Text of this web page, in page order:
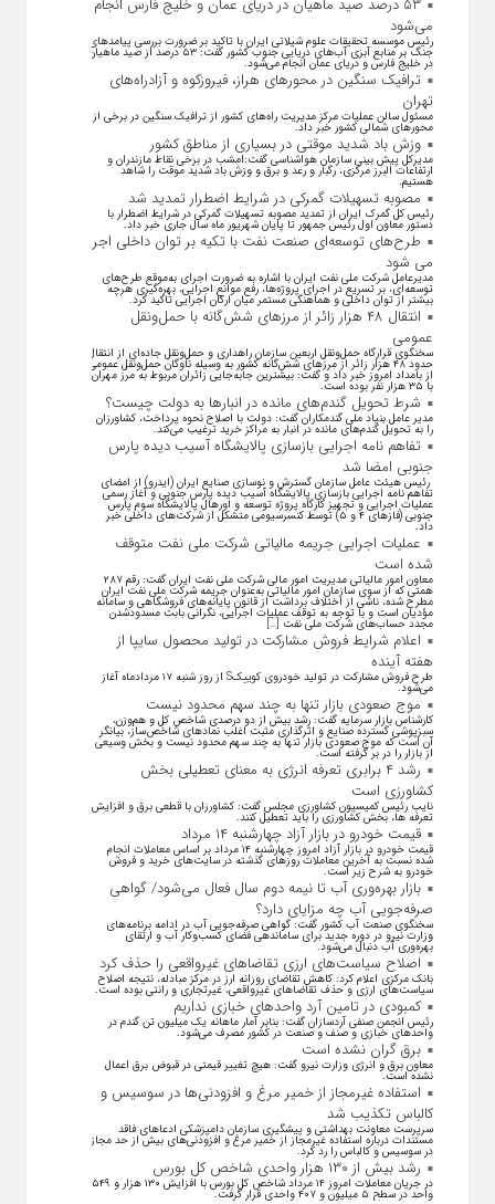
۵۳ درصد صید ماهیان در دریای عمان و خلیج فارس انجام
می‌شود
رئیس موسسه تحقیقات علوم شیلاتی ایران با تاکید بر ضرورت بررسی پیامد‌های
جنگ بر منابع آبزی آب‌های دریایی جنوب کشور گفت: ۵۳ درصد از صید ماهیان
در خلیج فارس و دریای عمان انجام می‌شود.
ترافیک سنگین در محورهای هراز، فیروزکوه و آزادراه‌های
تهران
مسئول سالن عملیات مرکز مدیریت راه‌های کشور از ترافیک سنگین در برخی از
محور‌های شمالی کشور خبر داد.
وزش باد شدید موقتی در بسیاری از مناطق کشور
مدیرکل پیش بینی سازمان هواشناسی گفت:امشب در برخی نقاط مازندران و
ارتفاعات البرز مرکزی، رگبار و رعد و برق و وزش باد شدید موقت را شاهد
هستیم.
مصوبه تسهیلات گمرکی در شرایط اضطرار تمدید شد
رئیس کل گمرک ایران از تمدید مصوبه تسهیلات گمرکی در شرایط اضطرار با
دستور معاون اول رئیس جمهور تا پایان شهریور ماه سال جاری خبر داد.
طرح‌های توسعه‌ای صنعت نفت با تکیه بر توان داخلی اجرا
می شود
مدیرعامل شرکت ملی نفت ایران با اشاره به ضرورت اجرای به‌موقع طرح‌های
توسعه‌ای، بر تسریع در اجرای پروژه‌ها، رفع موانع اجرایی، بهره‌گیری هرچه
بیشتر از توان داخلی و هماهنگی مستمر میان ارکان اجرایی تاکید کرد.
انتقال ۴۸ هزار زائر از مرزهای شش‌گانه با حمل‌ونقل
عمومی
سخنگوی قرارگاه حمل‌ونقل اربعین سازمان راهداری و حمل‌ونقل جاده‌ای از انتقال
حدود ۴۸ هزار زائر از مرز‌های شش‌گانه کشور به وسیله ناوگان حمل‌ونقل عمومی
از بامداد امروز خبر داد و گفت: بیشترین جابه‌جایی زائران مربوط به مرز مهران
با ۳۵ هزار نفر بوده است.
شرط تحویل گندم‌های مانده در انبار‌ها به دولت چیست؟
مدیر عامل بنیاد ملی گندمکاران گفت: دولت با اصلاح نحوه پرداخت، کشاورزان
را به تحویل گندم‌های مانده در انبار به مراکز خرید ترغیب می‌کند.
تفاهم نامه اجرایی بازسازی پالایشگاه آسیب دیده پارس
جنوبی امضا شد
رئیس هیئت عامل سازمان گسترش و نوسازی صنایع ایران (ایدرو) از امضای
تفاهم نامه اجرایی بازسازی پالایشگاه آسیب دیده پارس جنوبی و آغاز رسمی
عملیات اجرایی و تجهیز کارگاه پروژه توسعه و اورهال پالایشگاه سوم پارس
جنوبی (فاز‌های ۴ و ۵) توسط کنسرسیومی متشکل از شرکت‌های داخلی خبر
داد.
عملیات اجرایی جریمه مالیاتی شرکت ملی نفت متوقف
شده است
معاون امور مالیاتی مدیریت امور مالی شرکت ملی نفت ایران گفت: رقم ۲۸۷
همتی که از سوی سازمان امور مالیاتی به‌عنوان جریمه شرکت ملی نفت ایران
مطرح شده، ناشی از اختلاف برداشت از قانون پایانه‌های فروشگاهی و سامانه
مؤدیان است و با توجه به توقف عملیات اجرایی، نگرانی بابت مسدودشدن
مجدد حساب‌های شرکت ملی نفت […]
اعلام شرایط فروش مشارکت در تولید محصول سایپا از
هفته آینده
طرح فروش مشارکت در تولید خودروی کوییکS از روز شنبه ۱۷ مردادماه آغاز
می‌شود.
موج صعودی بازار تنها به چند سهم محدود نیست
کارشناس بازار سرمایه گفت: رشد بیش از دو درصدی شاخص کل و هم‌وزن،
سبزپوشی گسترده صنایع و اثرگذاری مثبت اغلب نماد‌های شاخص‌ساز، بیانگر
آن است که موج صعودی بازار تنها به چند سهم محدود نیست و بخش وسیعی
از بازار را در بر گرفته است.
رشد ۴ برابری تعرفه انرژی به معنای تعطیلی بخش
کشاورزی است
نایب رئیس کمیسیون کشاورزی مجلس گفت: کشاورزان با قطعی برق و افزایش
تعرفه ها، بخش کشاورزی را باید تعطیل کنند.
قیمت خودرو در بازار آزاد چهارشنبه ۱۴ مرداد
قیمت خودرو در بازار آزاد امروز چهارشنبه ۱۴ مرداد بر اساس معاملات انجام
شده نسبت به آخرین معاملات روز‌های گذشته در سایت‌های خرید و فروش
خودرو به شرح زیر است.
بازار بهره‌وری آب تا نیمه دوم سال فعال می‌شود/ گواهی
صرفه‌جویی آب چه مزایای دارد؟
سخنگوی صنعت آب کشور گفت: گواهی صرفه‌جویی آب در ادامه برنامه‌های
وزارت نیرو در دوره جدید برای ساماندهی فضای کسب‌وکار آب و ارتقای
بهره‌وری آب دنبال می‌شود.
اصلاح سیاست‌های ارزی تقاضاهای غیرواقعی را حذف کرد
بانک مرکزی اعلام کرد: کاهش تقاضای روزانه ارز در مرکز مبادله، نتیجه اصلاح
سیاست‌های ارزی و حذف تقاضا‌های غیرواقعی، غیرتجاری و رانتی بوده است.
کمبودی در تامین آرد واحد‌های خبازی نداریم
رئیس انجمن صنفی آردسازان گفت: بنابر آمار ماهانه یک میلیون تن گندم در
واحد‌های خبازی و صنف و صنعت در کشور مصرف می‌شود.
برق گران نشده است
معاون برق و انرژی وزارت نیرو گفت: هیچ تغییر قیمتی در قبوض برق اعمال
نشده است.
استفاده غیرمجاز از خمیر مرغ و افزودنی‌ها در سوسیس و
کالباس تکذیب شد
سرپرست معاونت بهداشتی و پیشگیری سازمان دامپزشکی ادعاهای فاقد
مستندات درباره استفاده غیرمجاز از خمیر مرغ و افزودنی‌های بیش از حد مجاز
در سوسیس و کالباس را رد کرد.
رشد بیش از ۱۳۰ هزار واحدی شاخص کل بورس
در جریان معاملات امروز ۱۴ مرداد شاخص کل بورس با افزایش ۱۳۰ هزار و ۵۴۹
واحد در سطح ۵ میلیون و ۴۰۷ واحدی قرار گرفت.